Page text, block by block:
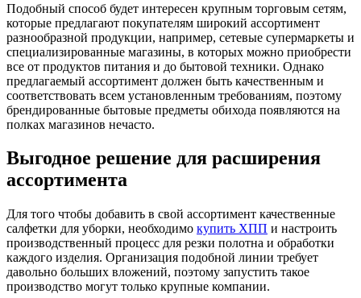
Подобный способ будет интересен крупным торговым сетям,
которые предлагают покупателям широкий ассортимент
разнообразной продукции, например, сетевые супермаркеты и
специализированные магазины, в которых можно приобрести
все от продуктов питания и до бытовой техники. Однако
предлагаемый ассортимент должен быть качественным и
соответствовать всем установленным требованиям, поэтому
брендированные бытовые предметы обихода появляются на
полках магазинов нечасто.
Выгодное решение для расширения
ассортимента
Для того чтобы добавить в свой ассортимент качественные
салфетки для уборки, необходимо купить ХПП и настроить
производственный процесс для резки полотна и обработки
каждого изделия. Организация подобной линии требует
давольно больших вложений, поэтому запустить такое
производство могут только крупные компании.